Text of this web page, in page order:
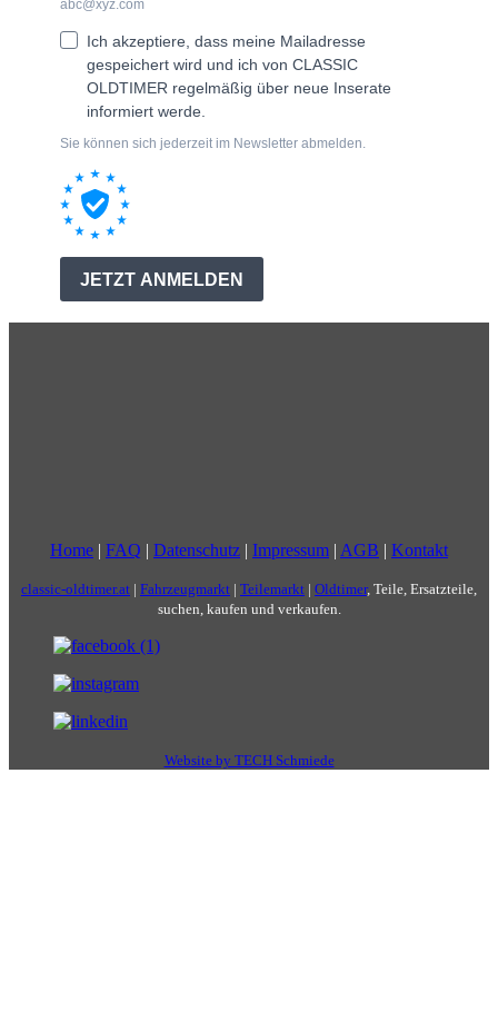
Home | FAQ | Datenschutz | Impressum | AGB | Kontakt
classic-oldtimer.at | Fahrzeugmarkt | Teilemarkt | Oldtimer, Teile, Ersatzteile,
suchen, kaufen und verkaufen.
Website by TECH Schmiede